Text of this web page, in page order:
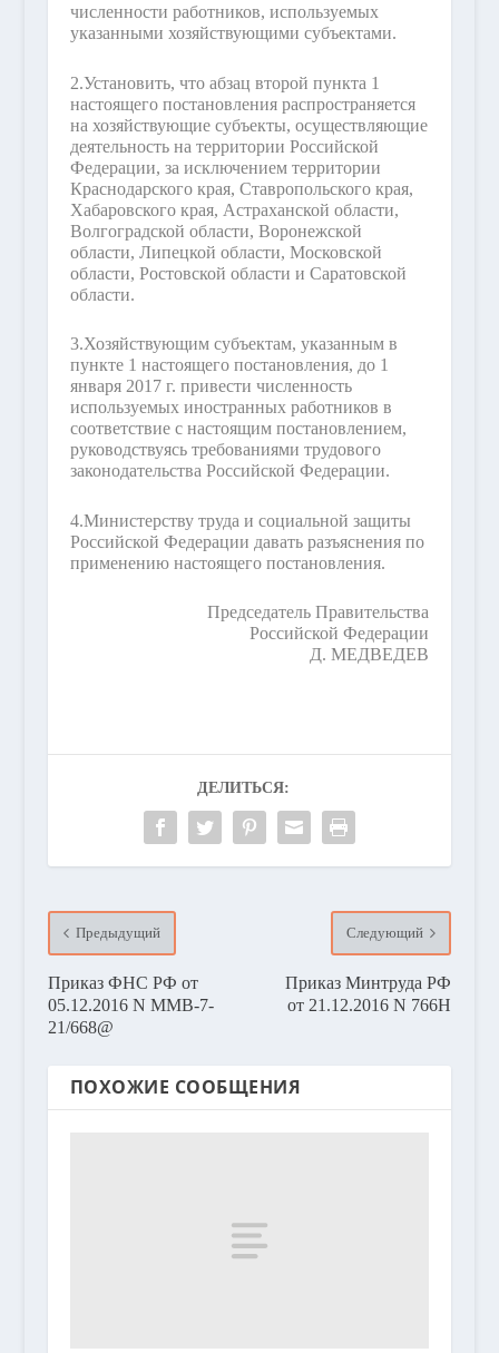
численности работников, используемых
указанными хозяйствующими субъектами.
2.Установить, что абзац второй пункта 1
настоящего постановления распространяется
на хозяйствующие субъекты, осуществляющие
деятельность на территории Российской
Федерации, за исключением территории
Краснодарского края, Ставропольского края,
Хабаровского края, Астраханской области,
Волгоградской области, Воронежской
области, Липецкой области, Московской
области, Ростовской области и Саратовской
области.
3.Хозяйствующим субъектам, указанным в
пункте 1 настоящего постановления, до 1
января 2017 г. привести численность
используемых иностранных работников в
соответствие с настоящим постановлением,
руководствуясь требованиями трудового
законодательства Российской Федерации.
4.Министерству труда и социальной защиты
Российской Федерации давать разъяснения по
применению настоящего постановления.
Председатель Правительства
Российской Федерации
Д. МЕДВЕДЕВ
ДЕЛИТЬСЯ:
Предыдущий
Приказ ФНС РФ от
05.12.2016 N ММВ-7-
21/668@
Следующий
Приказ Минтруда РФ
от 21.12.2016 N 766Н
ПОХОЖИЕ СООБЩЕНИЯ